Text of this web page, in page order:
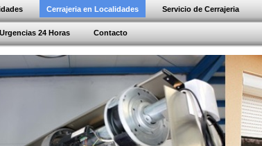
Cerrajeria en Localidades Servicio de Cerrajeria
Urgencias 24 Horas Contacto